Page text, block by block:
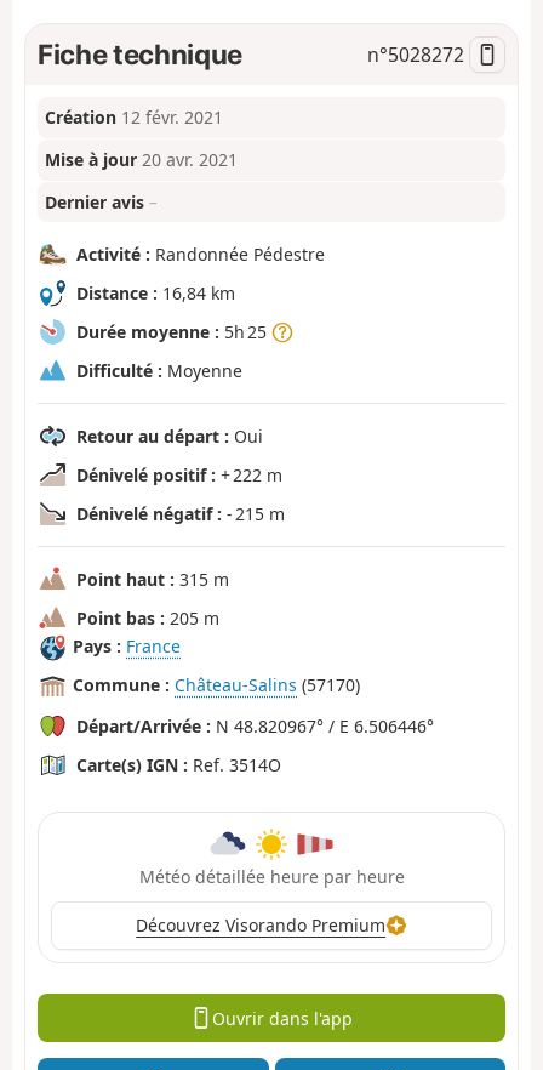
Fiche technique n°5028272
Création 12 févr. 2021
Mise à jour 20 avr. 2021
Dernier avis –
Activité : Randonnée Pédestre
Distance : 16,84 km
Durée moyenne : 5h 25
Difficulté : Moyenne
Retour au départ : Oui
Dénivelé positif : + 222 m
Dénivelé négatif : - 215 m
Point haut : 315 m
Point bas : 205 m
Pays : France
Commune : Château-Salins (57170)
Départ/Arrivée : N 48.820967° / E 6.506446°
Carte(s) IGN : Ref. 3514O
Météo détaillée heure par heure
Découvrez Visorando Premium
Ouvrir dans l'app